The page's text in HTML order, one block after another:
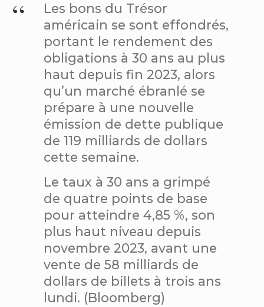
Les bons du Trésor
américain se sont effondrés,
portant le rendement des
obligations à 30 ans au plus
haut depuis fin 2023, alors
qu’un marché ébranlé se
prépare à une nouvelle
émission de dette publique
de 119 milliards de dollars
cette semaine.
Le taux à 30 ans a grimpé
de quatre points de base
pour atteindre 4,85 %, son
plus haut niveau depuis
novembre 2023, avant une
vente de 58 milliards de
dollars de billets à trois ans
lundi. (Bloomberg)